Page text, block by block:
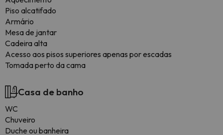
Piso alcatifado
Armário
Mesa de jantar
Cadeira alta
Acesso aos pisos superiores apenas por escadas
Tomada perto da cama
Casa de banho
WC
Chuveiro
Duche ou banheira